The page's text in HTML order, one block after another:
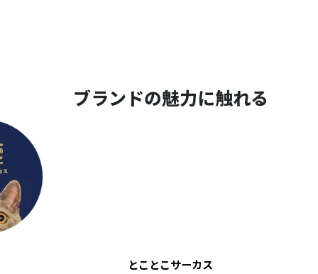
ブランドの魅力に触れる
とことこサーカス